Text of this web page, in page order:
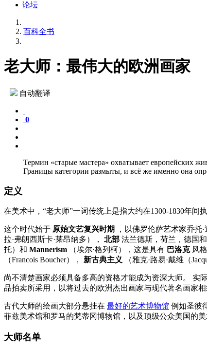
论坛
百科全书
老大师：最伟大的欧洲画家
自动翻译
0
Термин «старые мастера» охватывает европейских
Границы категории размыты, и всё же именно она
定义
在美术中，“老大师”一词传统上是指大约在1300-1830年间
这个时代始于 原始文艺复兴时期 ，以佛罗伦萨艺术家乔托
拉·弗朗西斯卡·莱昂纳多）， 北部 法兰德斯，荷兰，德国
托）和 Mannerism （埃尔·格列柯），这是具有 巴洛克风
（Francois Boucher）， 新古典主义 （雅克·路易·戴维（
尚不清楚画家必须具备多高的资格才能成为资深大师。 实
品拍卖所采用，以将过去的欧洲杰出画家与现代著名画家相
古代大师的绘画大部分悬挂在 最好的艺术博物馆 例如圣彼
菲兹美术馆和罗马的梵蒂冈博物馆，以及顶级公众美国的
大师名单